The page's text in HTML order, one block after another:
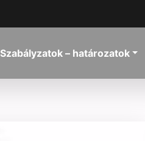
Szabályzatok – határozatok